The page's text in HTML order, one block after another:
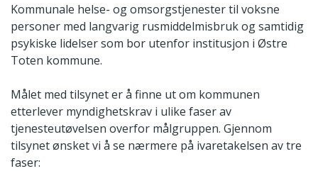
Kommunale helse- og omsorgstjenester til voksne
personer med langvarig rusmiddelmisbruk og samtidig
psykiske lidelser som bor utenfor institusjon i Østre
Toten kommune.
Målet med tilsynet er å finne ut om kommunen
etterlever myndighetskrav i ulike faser av
tjenesteutøvelsen overfor målgruppen. Gjennom
tilsynet ønsket vi å se nærmere på ivaretakelsen av tre
faser: